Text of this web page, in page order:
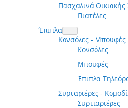
Πασχαλινά
Πιατέλες
Έπιπλα
Κονσόλες - Μπουφές
Κονσόλες
Μπουφές
Έπιπλα
Συρταριέρες -
Συρτιαριέρες